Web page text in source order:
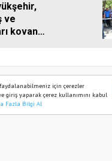
için çerezler
giriş yaparak çerez kullanımını kabul
Fazla Bilgi Al
ve
kovanı
TARIM PUSULASI
Web TV